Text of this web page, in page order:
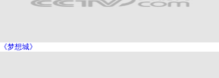
《梦想城》